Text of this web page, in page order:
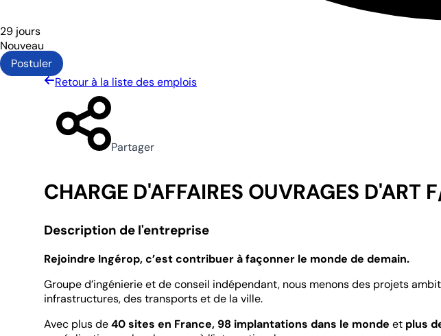
29 jours
Nouveau
Postuler
Retour à la liste des emplois
Partager
CHARGE D'AFFAIRES OUVRAGES D'ART
Description de l'entreprise
Rejoindre Ingérop, c’est contribuer à façonner le monde de demain.
Groupe d’ingénierie et de conseil indépendant, nous menons des projets
infrastructures, des transports et de la ville.
Avec plus de40 sites en France, 98 implantations dans le monde et plus